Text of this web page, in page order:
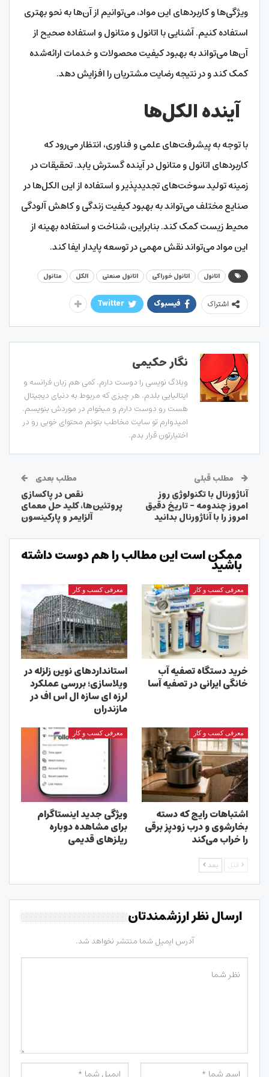
ویژگی‌ها و کاربردهای این مواد، می‌توانیم از آن‌ها به نحو بهتری
استفاده کنیم. آشنایی با اتانول و متانول و استفاده صحیح از
آن‌ها می‌تواند به بهبود کیفیت محصولات و خدمات ارائه‌شده
کمک کند و در نتیجه رضایت مشتریان را افزایش دهد.
آینده الکل‌ها
با توجه به پیشرفت‌های علمی و فناوری، انتظار می‌رود که
کاربردهای اتانول و متانول در آینده گسترش یابد. تحقیقات در
زمینه تولید سوخت‌های تجدیدپذیر و استفاده از این الکل‌ها در
صنایع مختلف می‌تواند به بهبود کیفیت زندگی و کاهش آلودگی
محیط زیست کمک کند. بنابراین، شناخت و استفاده بهینه از
این مواد می‌تواند نقش مهمی در توسعه پایدار ایفا کند.
اتانول اتانول خوراکی اتانول صنعتی الکل متانول
اشتراک فیسبوک Twitter
نگار حکیمی
وبلاگ نویسی را دوست دارم. کمی هم زبان فرانسه و
ایتالیایی بلدم. هر چیزی که مربوط به دنیای دیجیتال
هست رو دوست دارم و میخوام در موردش بنویسم.
امیدوارم تو سایت مخاطب بتونم محتوای خوبی رو در
اختیارتون قرار بدم.
مطلب قبلی
آناژورنال با تکنولوژی روز
امروز چندومه – تاریخ دقیق
امروز را با آناژورنال بدانید
مطلب بعدی
نقص در پاکسازی
پروتئین‌ها، کلید حل معمای
آلزایمر و پارکینسون
ممکن است این مطالب را هم دوست داشته
باشید
معرفی کسب و کار
خرید دستگاه تصفیه آب
خانگی ایرانی در تصفیه آسا
معرفی کسب و کار
استانداردهای نوین زلزله در
ویلاسازی؛ بررسی عملکرد
لرزه ای سازه ال اس اف در
مازندران
معرفی کسب و کار
اشتباهات رایج که دسته
بخارشوی و درب زودپز برقی
را خراب می‌کند
معرفی کسب و کار
ویژگی جدید اینستاگرام
برای مشاهده دوباره
ریلزهای قدیمی
قبل بعد
ارسال نظر ارزشمندتان
آدرس ایمیل شما منتشر نخواهد شد.